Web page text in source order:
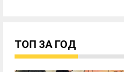
ТОП ЗА ГОД